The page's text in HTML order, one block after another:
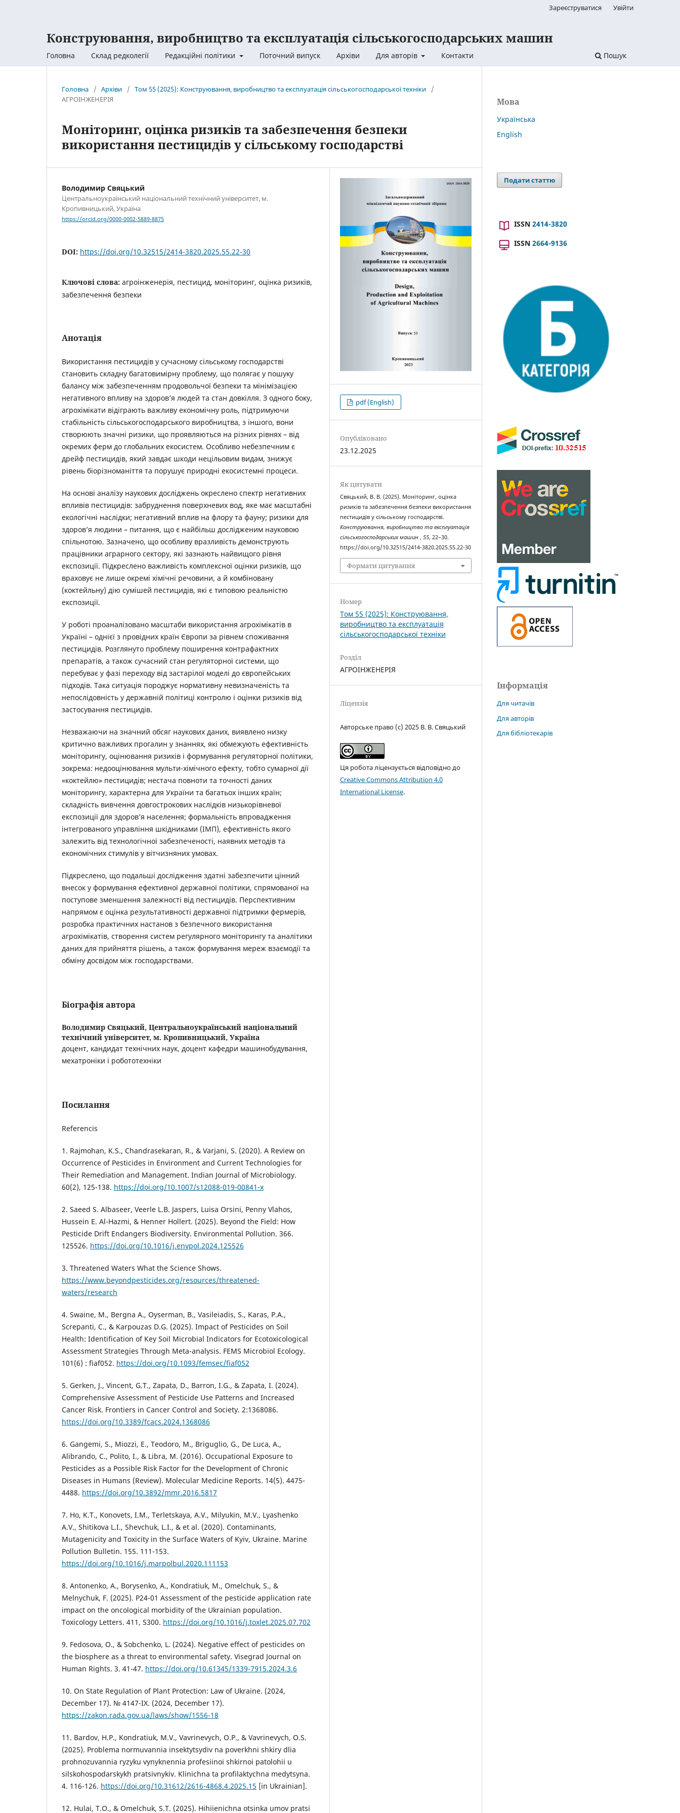
Конструювання, виробництво та експлуатація сільськогосподарських машин
Головна Склад редколегії Редакційні політики Поточний випуск Архіви Для авторів Контакти Пошук
Зареєструватися Увійти
Головна / Архіви / Том 55 (2025): Конструювання, виробництво та експлуатація сільськогосподарської техніки
/
АГРОІНЖЕНЕРІЯ
Моніторинг, оцінка ризиків та забезпечення безпеки
використання пестицидів у сільському господарстві
Володимир Свяцький
Центральноукраїнський національний технічний університет, м.
Кропивницький, Україна
https://orcid.org/0000-0002-5889-8875
DOI: https://doi.org/10.32515/2414-3820.2025.55.22-30
Ключові слова: агроінженерія, пестицид, моніторинг, оцінка ризиків,
забезпечення безпеки
Анотація
Використання пестицидів у сучасному сільському господарстві
становить складну багатовимірну проблему, що полягає у пошуку
балансу між забезпеченням продовольчої безпеки та мінімізацією
негативного впливу на здоров’я людей та стан довкілля. З одного боку,
агрохімікати відіграють важливу економічну роль, підтримуючи
стабільність сільськогосподарського виробництва, з іншого, вони
створюють значні ризики, що проявляються на різних рівнях – від
окремих ферм до глобальних екосистем. Особливо небезпечним є
дрейф пестицидів, який завдає шкоди нецільовим видам, знижує
рівень біорізноманіття та порушує природні екосистемні процеси.
На основі аналізу наукових досліджень окреслено спектр негативних
впливів пестицидів: забруднення поверхневих вод, яке має масштабні
екологічні наслідки; негативний вплив на флору та фауну; ризики для
здоров’я людини – питання, що є найбільш дослідженим науковою
спільнотою. Зазначено, що особливу вразливість демонструють
працівники аграрного сектору, які зазнають найвищого рівня
експозиції. Підкреслено важливість комплексної оцінки ризиків, що
враховує не лише окремі хімічні речовини, а й комбіновану
(коктейльну) дію сумішей пестицидів, які є типовою реальністю
експозиції.
У роботі проаналізовано масштаби використання агрохімікатів в
Україні – однієї з провідних країн Європи за рівнем споживання
пестицидів. Розглянуто проблему поширення контрафактних
препаратів, а також сучасний стан регуляторної системи, що
перебуває у фазі переходу від застарілої моделі до європейських
підходів. Така ситуація породжує нормативну невизначеність та
непослідовність у державній політиці контролю і оцінки ризиків від
застосування пестицидів.
Незважаючи на значний обсяг наукових даних, виявлено низку
критично важливих прогалин у знаннях, які обмежують ефективність
моніторингу, оцінювання ризиків і формування регуляторної політики,
зокрема: недооцінювання мульти-хімічного ефекту, тобто сумарної дії
«коктейлю» пестицидів; нестача повноти та точності даних
моніторингу, характерна для України та багатьох інших країн;
складність вивчення довгострокових наслідків низькорівневої
експозиції для здоров’я населення; формальність впровадження
інтегрованого управління шкідниками (ІМП), ефективність якого
залежить від технологічної забезпеченості, наявних методів та
економічних стимулів у вітчизняних умовах.
Підкреслено, що подальші дослідження здатні забезпечити цінний
внесок у формування ефективної державної політики, спрямованої на
поступове зменшення залежності від пестицидів. Перспективним
напрямом є оцінка результативності державної підтримки фермерів,
розробка практичних настанов з безпечного використання
агрохімікатів, створення систем регулярного моніторингу та аналітики
даних для прийняття рішень, а також формування мереж взаємодії та
обміну досвідом між господарствами.
Біографія автора
Володимир Свяцький, Центральноукраїнський національний
технічний університет, м. Кропивницький, Україна
доцент, кандидат технічних наук, доцент кафедри машинобудування,
мехатроніки і робототехніки
Посилання
Referencis
1. Rajmohan, K.S., Chandrasekaran, R., & Varjani, S. (2020). A Review on
Occurrence of Pesticides in Environment and Current Technologies for
Their Remediation and Management. Indian Journal of Microbiology.
60(2), 125-138. https://doi.org/10.1007/s12088-019-00841-x
2. Saeed S. Albaseer, Veerle L.B. Jaspers, Luisa Orsini, Penny Vlahos,
Hussein E. Al-Hazmi, & Henner Hollert. (2025). Beyond the Field: How
Pesticide Drift Endangers Biodiversity. Environmental Pollution. 366.
125526. https://doi.org/10.1016/j.envpol.2024.125526
3. Threatened Waters What the Science Shows.
https://www.beyondpesticides.org/resources/threatened-
waters/research
4. Swaine, M., Bergna A., Oyserman, B., Vasileiadis, S., Karas, P.A.,
Screpanti, C., & Karpouzas D.G. (2025). Impact of Pesticides on Soil
Health: Identification of Key Soil Microbial Indicators for Ecotoxicological
Assessment Strategies Through Meta-analysis. FEMS Microbiol Ecology.
101(6) : fiaf052. https://doi.org/10.1093/femsec/fiaf052
5. Gerken, J., Vincent, G.T., Zapata, D., Barron, I.G., & Zapata, I. (2024).
Comprehensive Assessment of Pesticide Use Patterns and Increased
Cancer Risk. Frontiers in Cancer Control and Society. 2:1368086.
https://doi.org/10.3389/fcacs.2024.1368086
6. Gangemi, S., Miozzi, E., Teodoro, M., Briguglio, G., De Luca, A.,
Alibrando, C., Polito, I., & Libra, M. (2016). Occupational Exposure to
Pesticides as a Possible Risk Factor for the Development of Chronic
Diseases in Humans (Review). Molecular Medicine Reports. 14(5). 4475-
4488. https://doi.org/10.3892/mmr.2016.5817
7. Ho, K.T., Konovets, I.M., Terletskaya, A.V., Milyukin, M.V., Lyashenko
A.V., Shitikova L.I., Shevchuk, L.I., & et al. (2020). Contaminants,
Mutagenicity and Toxicity in the Surface Waters of Kyiv, Ukraine. Marine
Pollution Bulletin. 155. 111-153.
https://doi.org/10.1016/j.marpolbul.2020.111153
8. Antonenko, A., Borysenko, A., Kondratiuk, M., Omelchuk, S., &
Melnychuk, F. (2025). P24-01 Assessment of the pesticide application rate
impact on the oncological morbidity of the Ukrainian population.
Toxicology Letters. 411, S300. https://doi.org/10.1016/j.toxlet.2025.07.702
9. Fedosova, O., & Sobchenko, L. (2024). Negative effect of pesticides on
the biosphere as a threat to environmental safety. Visegrad Journal on
Human Rights. 3. 41-47. https://doi.org/10.61345/1339-7915.2024.3.6
10. On State Regulation of Plant Protection: Law of Ukraine. (2024,
December 17). № 4147-IX. (2024, December 17).
https://zakon.rada.gov.ua/laws/show/1556-18
11. Bardov, H.P., Kondratiuk, M.V., Vavrinevych, O.P., & Vavrinevych, O.S.
(2025). Problema normuvannia insektytsydiv na poverkhni shkiry dlia
prohnozuvannia ryzyku vynyknennia profesiinoi shkirnoi patolohii u
silskohospodarskykh pratsivnykiv. Klinichna ta profilaktychna medytsyna.
4. 116-126. https://doi.org/10.31612/2616-4868.4.2025.15 [in Ukrainian].
12. Hulai, T.O., & Omelchuk, S.Т. (2025). Hihiienichna otsinka umov pratsi
pdf (English)
Опубліковано
23.12.2025
Як цитувати
Свяцький, В. В. (2025). Моніторинг, оцінка
ризиків та забезпечення безпеки використання
пестицидів у сільському господарстві.
Конструювання, виробництво та експлуатація
сільськогосподарських машин,55, 22–30.
https://doi.org/10.32515/2414-3820.2025.55.22-30
Формати цитування
Номер
Том 55 (2025): Конструювання,
виробництво та експлуатація
сільськогосподарської техніки
Розділ
АГРОІНЖЕНЕРІЯ
Ліцензія
Авторське право (c) 2025 В. В. Свяцький
Ця робота ліцензується відповідно до
Creative Commons Attribution 4.0
International License.
Мова
Українська
English
Подати статтю
ISSN 2414-3820
ISSN 2664-9136
Інформація
Для читачів
Для авторів
Для бібліотекарів